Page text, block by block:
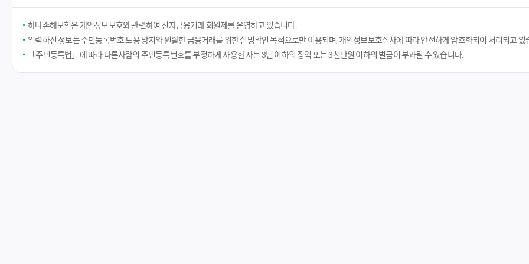
하나손해보험은 개인정보보호와 관련하여 전자금융거래 회원제를 운영하고 있습니다.
입력하신 정보는 주민등록번호 도용 방지와 원활한 금융거래를 위한 실명확인 목적으로만 이용되며, 개인정보보호절차에 따라 안전하게 암호화되어 처리되고 있
「주민등록법」에 따라 다른사람의 주민등록번호를 부정하게 사용한 자는 3년 이하의 징역 또는 3천만원 이하의 벌금이 부과될 수 있습니다.